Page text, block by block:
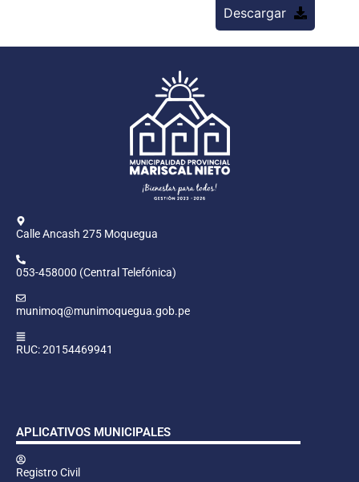
Descargar
Calle Ancash 275 Moquegua
053-458000 (Central Telefónica)
munimoq@munimoquegua.gob.pe
RUC: 20154469941
APLICATIVOS MUNICIPALES
Registro Civil